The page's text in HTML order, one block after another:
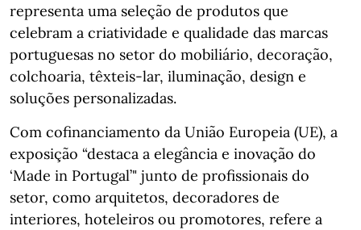
representa uma seleção de produtos que
celebram a criatividade e qualidade das marcas
portuguesas no setor do mobiliário, decoração,
colchoaria, têxteis-lar, iluminação, design e
soluções personalizadas.
Com cofinanciamento da União Europeia (UE), a
exposição “destaca a elegância e inovação do
‘Made in Portugal’" junto de profissionais do
setor, como arquitetos, decoradores de
interiores, hoteleiros ou promotores, refere a